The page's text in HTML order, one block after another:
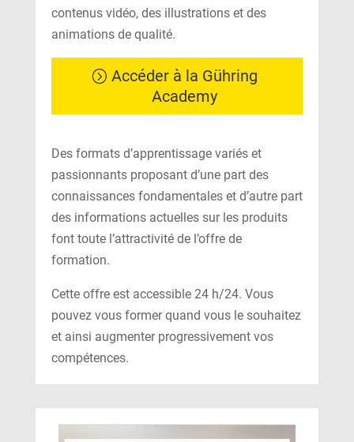
contenus vidéo, des illustrations et des
animations de qualité.
Accéder à la Gühring
Academy
Des formats d’apprentissage variés et
passionnants proposant d’une part des
connaissances fondamentales et d’autre part
des informations actuelles sur les produits
font toute l’attractivité de l’offre de
formation.
Cette offre est accessible 24 h/24. Vous
pouvez vous former quand vous le souhaitez
et ainsi augmenter progressivement vos
compétences.